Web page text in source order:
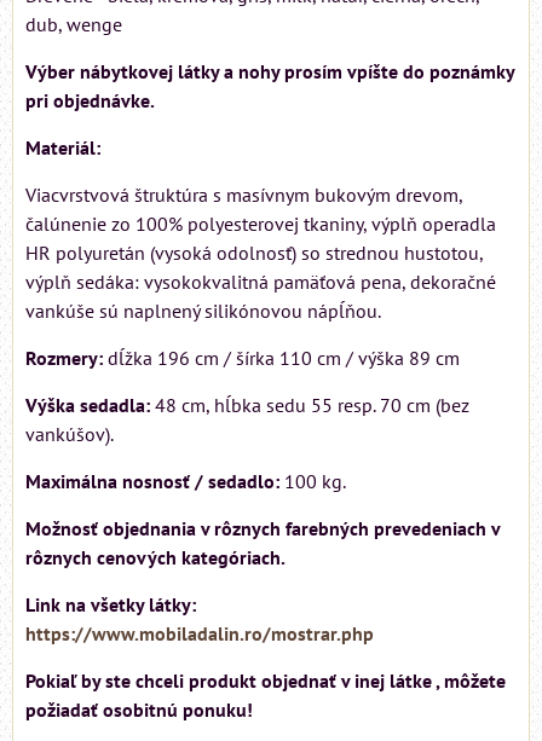
dub, wenge
Výber nábytkovej látky a nohy prosím vpíšte do poznámky
pri objednávke.
Materiál:
Viacvrstvová štruktúra s masívnym bukovým drevom,
čalúnenie zo 100% polyesterovej tkaniny, výplň operadla
HR polyuretán (vysoká odolnosť) so strednou hustotou,
výplň sedáka: vysokokvalitná pamäťová pena, dekoračné
vankúše sú naplnený silikónovou nápĺňou.
Rozmery: dĺžka 196 cm / šírka 110 cm / výška 89 cm
Výška sedadla: 48 cm, hĺbka sedu 55 resp. 70 cm (bez
vankúšov).
Maximálna nosnosť / sedadlo: 100 kg.
Možnosť objednania v rôznych farebných prevedeniach v
rôznych cenových kategóriach.
Link na všetky látky:
https://www.mobiladalin.ro/mostrar.php
Pokiaľ by ste chceli produkt objednať v inej látke , môžete
požiadať osobitnú ponuku!